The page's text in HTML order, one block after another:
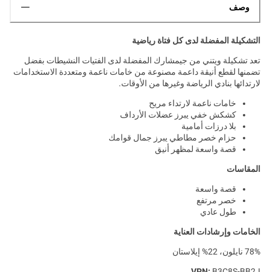
وصف
التشكيلة المفضلة لدى كل فتاة رياضية
تعد تشكيلة ويتني من جيمشارك المفضلة لدى الفتيات النشيطات بفضل
تضمنها لقطع أنيقة داعمة مصنوعة من خامات ناعمة ومتعددة الاستخدامات
لارتدائها بنادي الرياضة وغيرها من الأوقات.
خامات ناعمة لارتداء مريح
كشكش خفي يبرز عضلات الأرداف
بلا درزات أمامية
حزام خصر مطاطي يبرز جمال قوامك
قصة واسعة لمظهر أنيق
المقاسات
قصة واسعة
خصر مرتفع
طول عادي
الخامات وإرشادات العناية
78% نايلون، 22% إيلاستان